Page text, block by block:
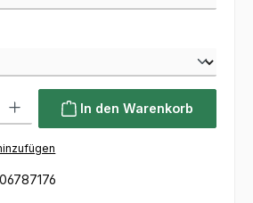
In den Warenkorb